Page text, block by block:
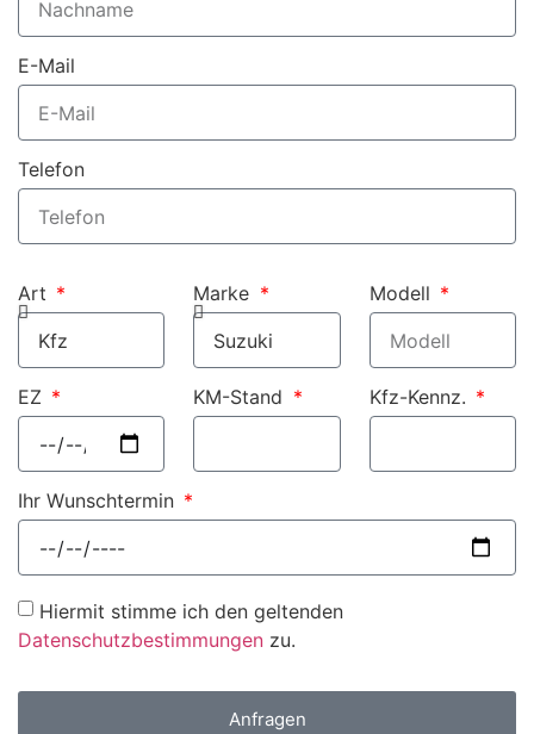
E-Mail
Telefon
Art Marke Modell
EZ KM-Stand Kfz-Kennz.
Ihr Wunschtermin
Hiermit stimme ich den geltenden
Datenschutzbestimmungen zu.
Anfragen